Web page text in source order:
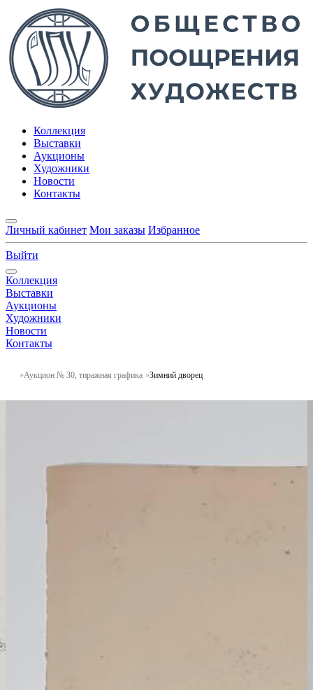
Коллекция
Выставки
Аукционы
Художники
Новости
Контакты
Личный кабинет Мои заказы Избранное
Выйти
Коллекция
Выставки
Аукционы
Художники
Новости
Контакты
Аукцион № 30, тиражная графика Зимний дворец